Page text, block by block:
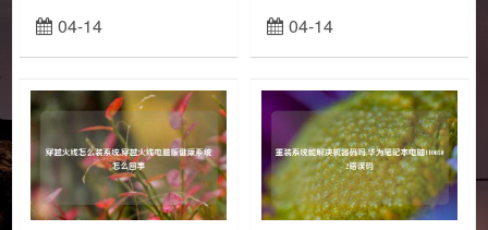
用，电脑端Cf限制机器后登陆重
装是不可以的。电脑端上运行的
04-14
Office的问题。你买电脑的时候应
该注意过这样一条无理由退换条
04-14